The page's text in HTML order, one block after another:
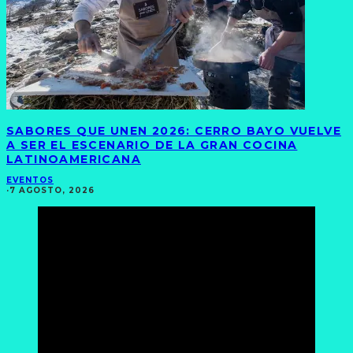
SABORES QUE UNEN 2026: CERRO BAYO VUELVE
A SER EL ESCENARIO DE LA GRAN COCINA
LATINOAMERICANA
EVENTOS
·7 AGOSTO, 2026